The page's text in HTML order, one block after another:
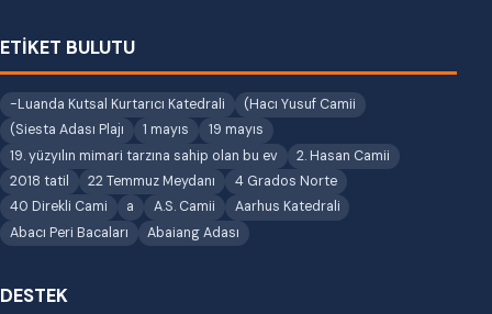
ETİKET BULUTU
-Luanda Kutsal Kurtarıcı Katedrali
(Hacı Yusuf Camii
(Siesta Adası Plajı
1 mayıs
19 mayıs
19. yüzyılın mimari tarzına sahip olan bu ev
2. Hasan Camii
2018 tatil
22 Temmuz Meydanı
4 Grados Norte
40 Direkli Cami
a A.S. Camii
Aarhus Katedrali
Abacı Peri Bacaları
Abaiang Adası
DESTEK